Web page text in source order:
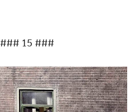
### 15 ###